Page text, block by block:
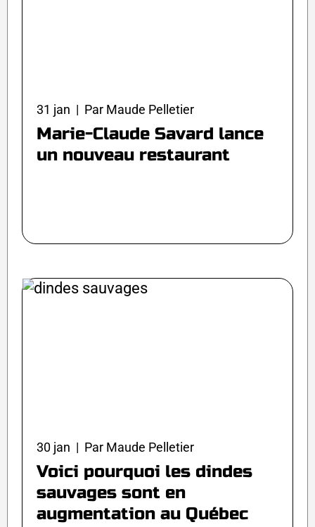
31 jan | Par Maude Pelletier
Marie-Claude Savard lance
un nouveau restaurant
30 jan | Par Maude Pelletier
Voici pourquoi les dindes
sauvages sont en
augmentation au Québec